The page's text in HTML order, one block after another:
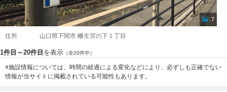
7
住所 山口県下関市 幡生宮の下１丁目
1件目～20件目 を表示 （全20件中）
※施設情報については、時間の経過による変化などにより、必ずしも正確でない
情報が当サイトに掲載されている可能性もあります。